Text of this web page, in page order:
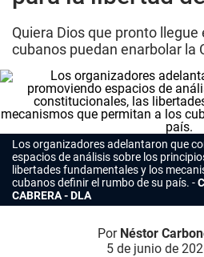
Quiera Dios que pronto llegue
cubanos puedan enarbolar la
Los organizadores adelantaron que
espacios de análisis sobre los
libertades fundamentales y los
cubanos definir el rumbo de su país.
CABRERA - DLA
Por Néstor
5 de junio de